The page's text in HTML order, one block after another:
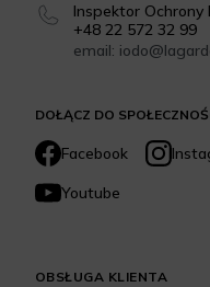
DOŁĄCZ DO
Facebook
Youtube
Inspektor
+48 22 572 32 99
email:
OBSŁUGA KLIENTA